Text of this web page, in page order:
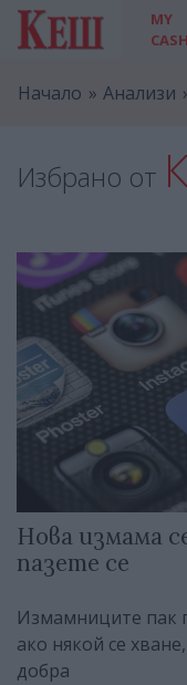
MY
CASH
Начало Анализи
Избрано от
Нова измама
пазете се
Измамниците пак
ако някой се
добра